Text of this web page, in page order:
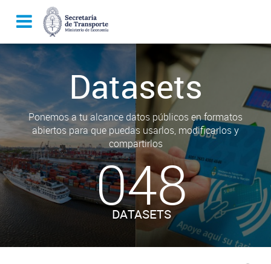
Datasets
Ponemos a tu alcance datos públicos en formatos
abiertos para que puedas usarlos, modificarlos y
compartirlos
048
DATASETS